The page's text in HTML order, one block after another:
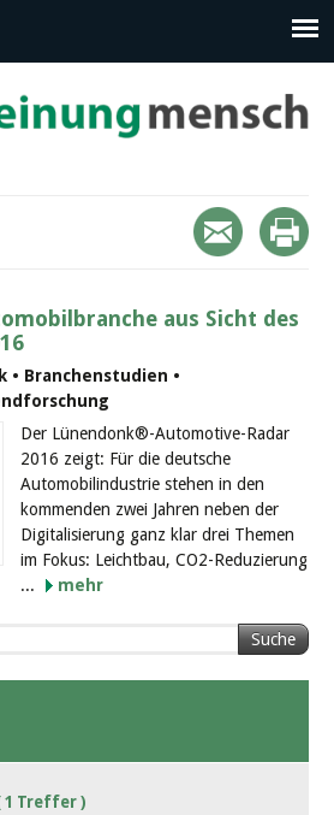
aus Sicht des
• Branchenstudien •
Der Lünendonk®-Automotive-Radar
2016 zeigt: Für die deutsche
Automobilindustrie stehen in den
kommenden zwei Jahren neben der
Digitalisierung ganz klar drei Themen
im Fokus: Leichtbau, CO2-Reduzierung
...
mehr
Suche
1 Treffer )